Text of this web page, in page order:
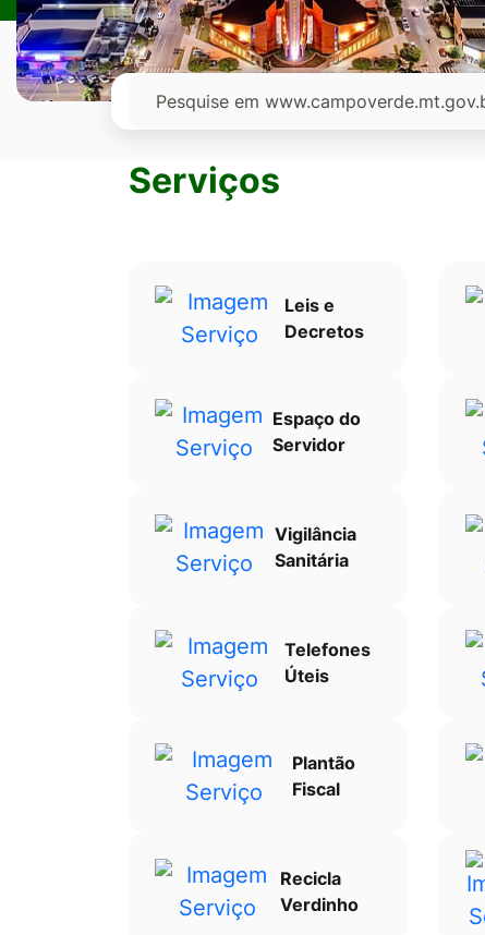
Ir
para
rodapé
Pesquisar
Serviços
Leis e
Decretos
Espaço do
Servidor
Vigilância
Sanitária
Telefones
Úteis
Plantão
Fiscal
Recicla
Verdinho